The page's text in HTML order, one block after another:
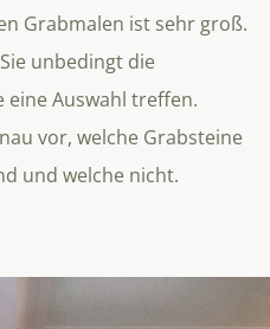
Grabmalen ist sehr groß.
unbedingt die
Auswahl treffen.
vor, welche Grabsteine
und welche nicht.